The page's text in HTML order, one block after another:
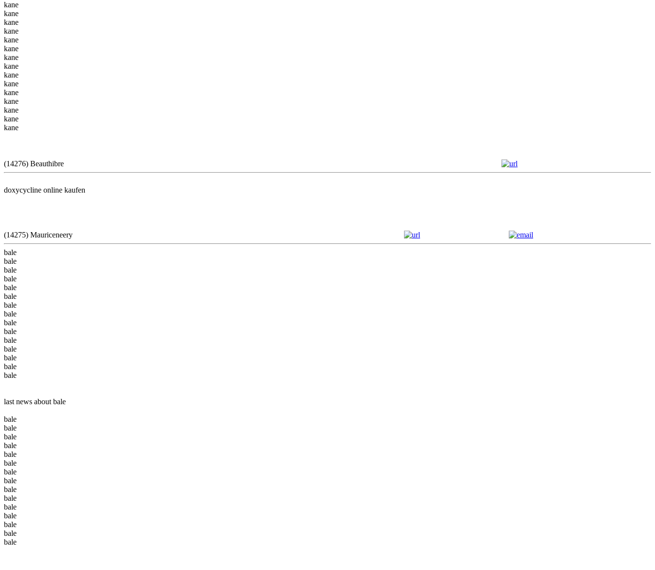
kane
kane
kane
kane
kane
kane
kane
kane
kane
kane
kane
kane
kane
kane
kane
(14276) Beauthibre
doxycycline online kaufen
(14275) Mauriceneery
bale
bale
bale
bale
bale
bale
bale
bale
bale
bale
bale
bale
bale
bale
bale
last news about bale
bale
bale
bale
bale
bale
bale
bale
bale
bale
bale
bale
bale
bale
bale
bale